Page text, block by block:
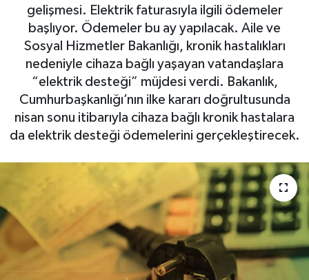
gelişmesi. Elektrik faturasıyla ilgili ödemeler
başlıyor. Ödemeler bu ay yapılacak. Aile ve
Sosyal Hizmetler Bakanlığı, kronik hastalıkları
nedeniyle cihaza bağlı yaşayan vatandaşlara
“elektrik desteği” müjdesi verdi. Bakanlık,
Cumhurbaşkanlığı’nın ilke kararı doğrultusunda
nisan sonu itibarıyla cihaza bağlı kronik hastalara
da elektrik desteği ödemelerini gerçekleştirecek.
GÜNDEM
MAGAZİN
BÖLGE
POPÜLER
Son Dakika Haberleri
Haber Arşivi